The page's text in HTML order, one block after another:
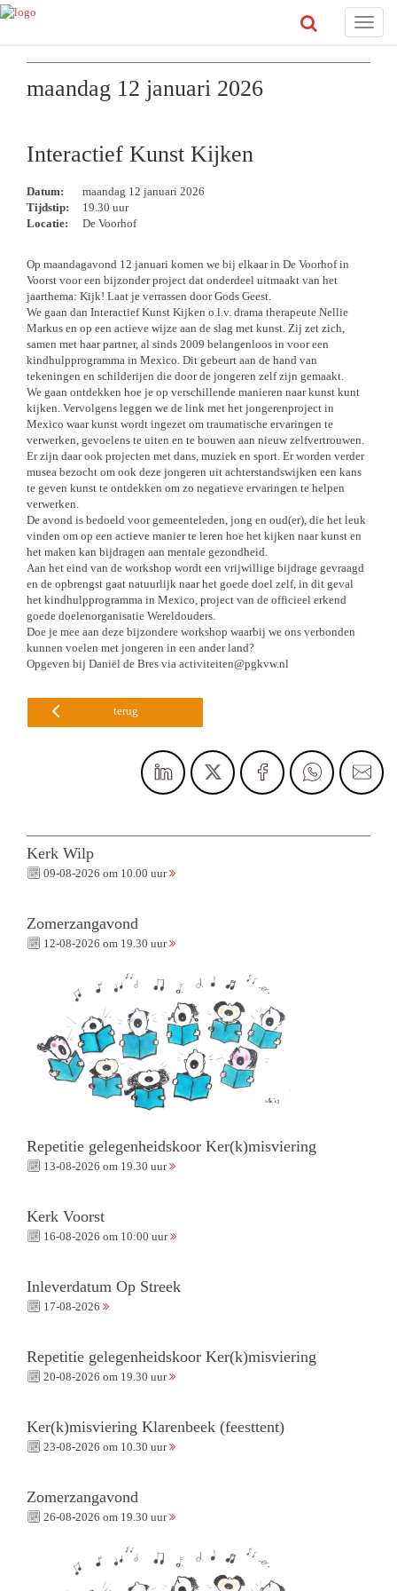
Toggle
maandag 12 januari 2026
Interactief Kunst Kijken
Datum:
maandag 12 januari 2026
Tijdstip:
19.30 uur
Locatie:
De Voorhof
Op maandagavond 12 januari komen we bij elkaar in De Voorhof in
Voorst voor een bijzonder project dat onderdeel uitmaakt van het
jaarthema: Kijk! Laat je verrassen door Gods Geest.
We gaan dan Interactief Kunst Kijken o.l.v. drama therapeute Nellie
Markus en op een actieve wijze aan de slag met kunst. Zij zet zich,
samen met haar partner, al sinds 2009 belangenloos in voor een
kindhulpprogramma in Mexico. Dit gebeurt aan de hand van
tekeningen en schilderijen die door de jongeren zelf zijn gemaakt.
We gaan ontdekken hoe je op verschillende manieren naar kunst kunt
kijken. Vervolgens leggen we de link met het jongerenproject in
Mexico waar kunst wordt ingezet om traumatische ervaringen te
verwerken, gevoelens te uiten en te bouwen aan nieuw zelfvertrouwen.
Er zijn daar ook projecten met dans, muziek en sport. Er worden verder
musea bezocht om ook deze jongeren uit achterstandswijken een kans
te geven kunst te ontdekken om zo negatieve ervaringen te helpen
verwerken.
De avond is bedoeld voor gemeenteleden, jong en oud(er), die het leuk
vinden om op een actieve manier te leren hoe het kijken naar kunst en
het maken kan bijdragen aan mentale gezondheid.
Aan het eind van de workshop wordt een vrijwillige bijdrage gevraagd
en de opbrengst gaat natuurlijk naar het goede doel zelf, in dit geval
het kindhulpprogramma in Mexico, project van de officieel erkend
goede doelenorganisatie Wereldouders.
Doe je mee aan deze bijzondere workshop waarbij we ons verbonden
kunnen voelen met jongeren in een ander land?
Opgeven bij Daniël de Bres via activiteiten@pgkvw.nl
terug
Kerk Wilp
09-08-2026 om 10.00 uur
Zomerzangavond
12-08-2026 om 19.30 uur
Repetitie gelegenheidskoor Ker(k)misviering
13-08-2026 om 19.30 uur
Kerk Voorst
16-08-2026 om 10:00 uur
Inleverdatum Op Streek
17-08-2026
Repetitie gelegenheidskoor Ker(k)misviering
20-08-2026 om 19.30 uur
Ker(k)misviering Klarenbeek (feesttent)
23-08-2026 om 10.30 uur
Zomerzangavond
26-08-2026 om 19.30 uur